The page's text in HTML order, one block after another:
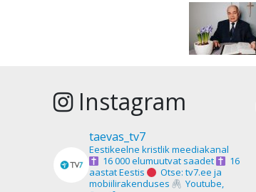
Instagram
taevas_tv7
Eestikeelne kristlik meediakanal
16 000 elumuutvat saadet
16
aastat Eestis
Otse: tv7.ee ja
mobiilirakenduses
Youtube,